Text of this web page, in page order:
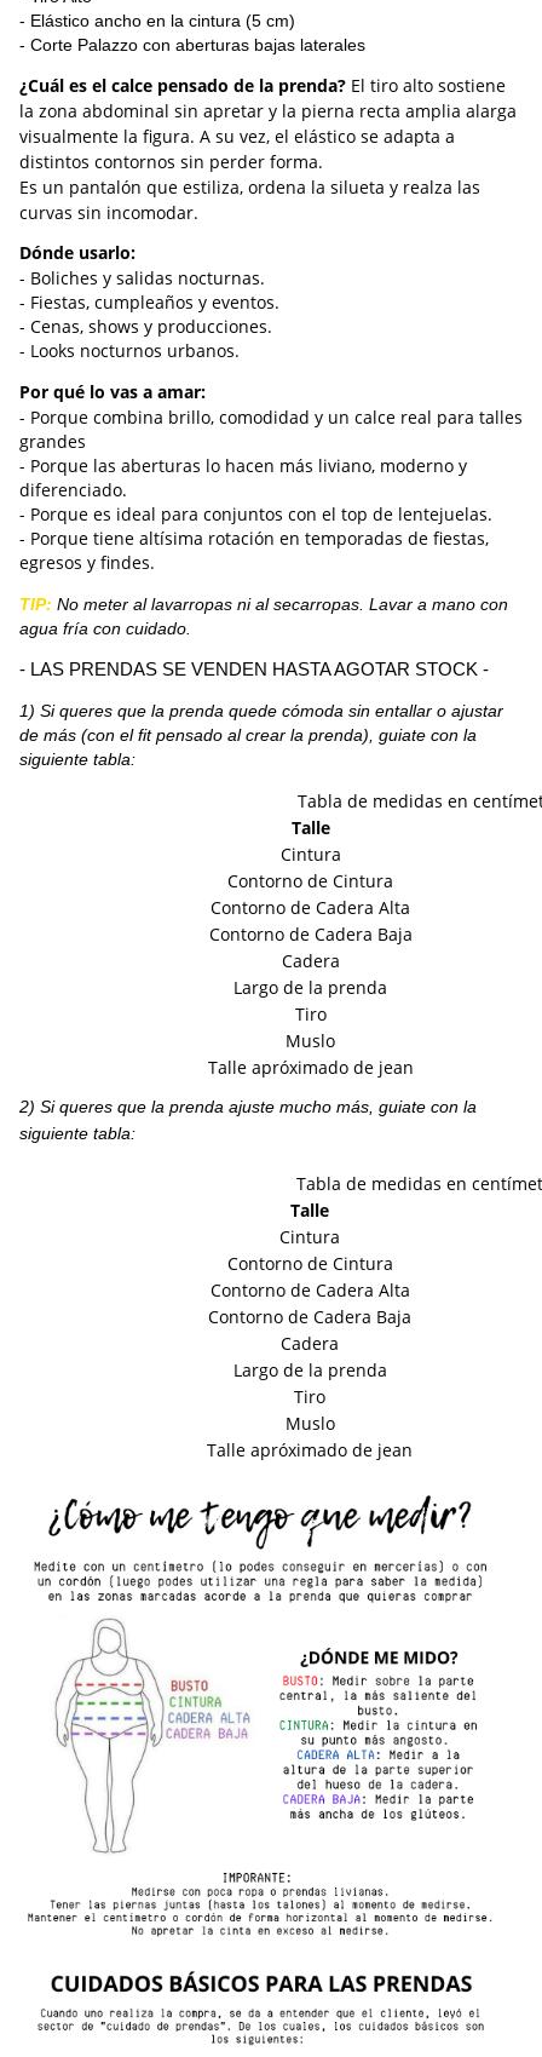
- Elástico ancho en la cintura (5 cm)
- Corte Palazzo con aberturas bajas laterales
¿Cuál es el calce pensado de la prenda? El tiro alto sostiene
la zona abdominal sin apretar y la pierna recta amplia alarga
visualmente la figura. A su vez, el elástico se adapta a
distintos contornos sin perder forma.
Es un pantalón que estiliza, ordena la silueta y realza las
curvas sin incomodar.
Dónde usarlo:
- Boliches y salidas nocturnas.
- Fiestas, cumpleaños y eventos.
- Cenas, shows y producciones.
- Looks nocturnos urbanos.
Por qué lo vas a amar:
- Porque combina brillo, comodidad y un calce real para talles
grandes
- Porque las aberturas lo hacen más liviano, moderno y
diferenciado.
- Porque es ideal para conjuntos con el top de lentejuelas.
- Porque tiene altísima rotación en temporadas de fiestas,
egresos y findes.
TIP: No meter al lavarropas ni al secarropas. Lavar a mano con
agua fría con cuidado.
- LAS PRENDAS SE VENDEN HASTA AGOTAR STOCK -
1) Si queres que la prenda quede cómoda sin entallar o ajustar
de más (con el fit pensado al crear la prenda), guiate con la
siguiente tabla:
Tabla de medidas en
Talle
Cintura
Contorno de Cintura
Contorno de Cadera Alta
Contorno de Cadera Baja
Cadera
Largo de la prenda
Tiro
Muslo
Talle apróximado de jean
2) Si queres que la prenda ajuste mucho más, guiate con la
siguiente tabla:
Tabla de medidas en
Talle
Cintura
Contorno de Cintura
Contorno de Cadera Alta
Contorno de Cadera Baja
Cadera
Largo de la prenda
Tiro
Muslo
Talle apróximado de jean